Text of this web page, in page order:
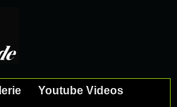
Youtube Videos